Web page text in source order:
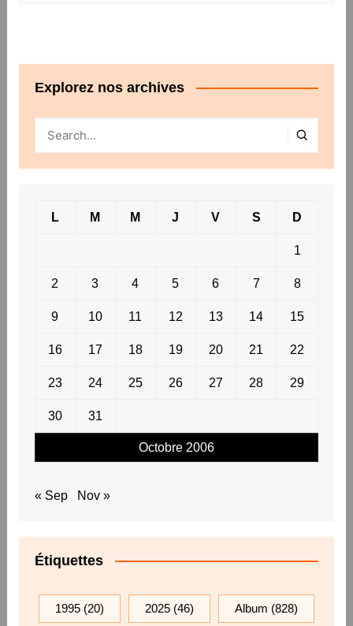
Explorez nos archives
Octobre 2006
L M M J V S D
1
2 3 4 5 6 7 8
9 10 11 12 13 14 15
16 17 18 19 20 21 22
23 24 25 26 27 28 29
30 31
« Sep Nov »
Étiquettes
1995(20) 2025 (46) Album (828)